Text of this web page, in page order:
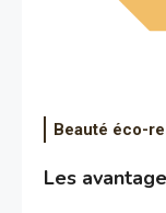
Beauté éco-
Les